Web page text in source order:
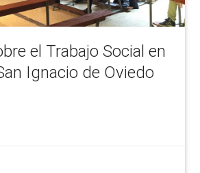
el Trabajo Social en
Ignacio de Oviedo